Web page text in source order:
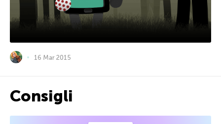
16 Mar 2015
Consigli